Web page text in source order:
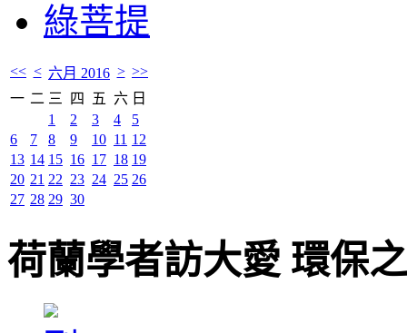
綠菩提
<< < 六月 2016 > >>
一 二 三 四 五 六 日
1
2 3 4
5
6
7 8 9 10 11 12
13 14 15 16 17 18 19
20 21 22 23 24 25 26
27 28 29 30
荷蘭學者訪大愛 環保